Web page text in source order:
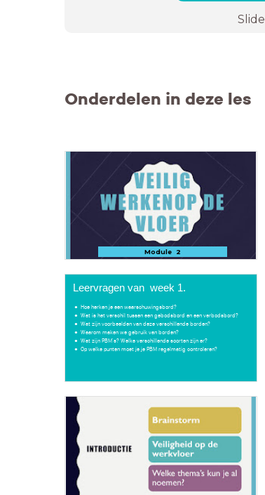
Slide
Onderdelen in deze les
Module 2
Leervragen van week 1.
Hoe herken je een waarschuwingsbord?
Wat is het verschil tussen een gebodsbord en een verbodsbord?
Wat zijn voorbeelden van deze verschillende borden?
Waarom maken we gebruik van borden?
Wat zijn PBM's? Welke verschillende soorten zijn er?
Op welke punten moet je je PBM regelmatig controleren?